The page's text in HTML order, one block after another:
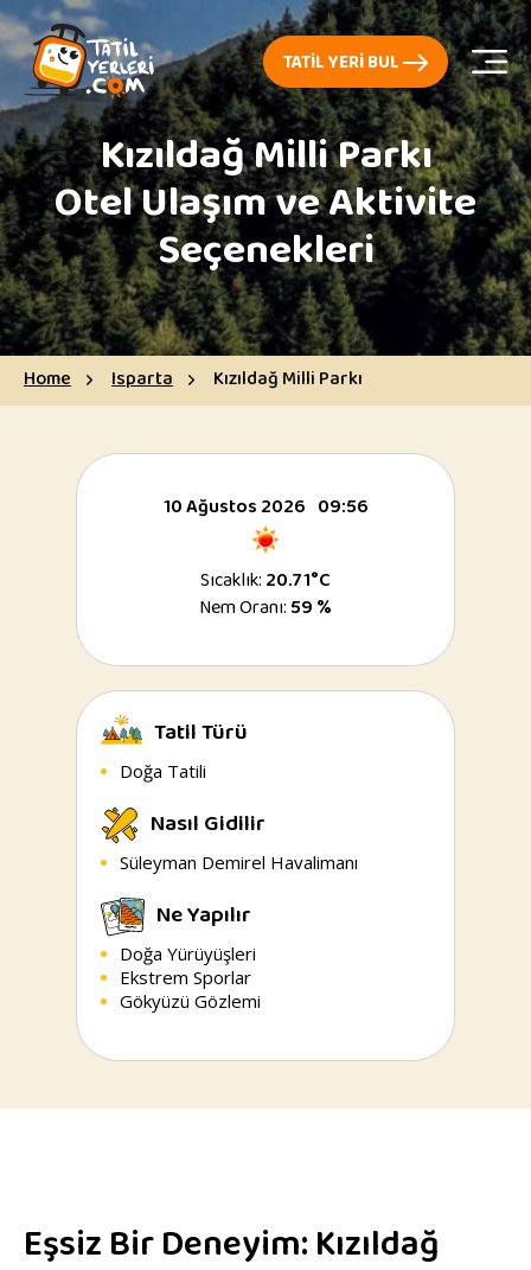
TATIL YERI BUL
Kızıldağ Milli Parkı
Otel Ulaşım ve Aktivite
Seçenekleri
Home Isparta Kızıldağ Milli Parkı
Tatil Türü
Doğa Tatili
Nasıl Gidilir
Süleyman Demirel Havalimanı
Ne Yapılır
Doğa Yürüyüşleri
Ekstrem Sporlar
Gökyüzü Gözlemi
10 Ağustos 2026 09:56
Sıcaklık:20.71°C
Nem Oranı:59 %
Eşsiz Bir Deneyim: Kızıldağ